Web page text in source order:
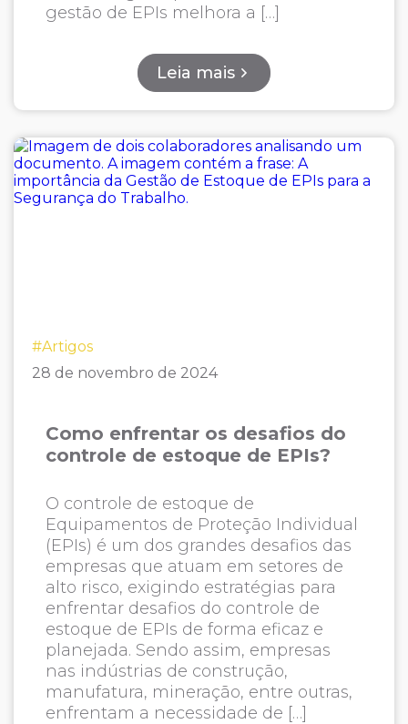
gestão de EPIs melhora a […]
Leia mais
#Artigos
28 de novembro de 2024
Como enfrentar os desafios do
controle de estoque de EPIs?
O controle de estoque de
Equipamentos de Proteção Individual
(EPIs) é um dos grandes desafios das
empresas que atuam em setores de
alto risco, exigindo estratégias para
enfrentar desafios do controle de
estoque de EPIs de forma eficaz e
planejada. Sendo assim, empresas
nas indústrias de construção,
manufatura, mineração, entre outras,
enfrentam a necessidade de […]